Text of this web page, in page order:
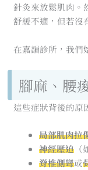
針灸來放鬆肌肉。
舒緩不適，但若沒
在嘉韻診所，我們
腳麻、腰
這些症狀背後的原
局部肌肉拉
神經壓迫（
脊椎側彎或